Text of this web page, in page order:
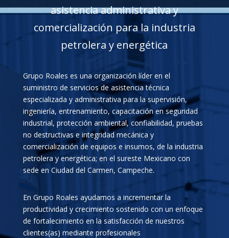
asistencia administrativa y
comercialización para la industria
petrolera y energética
Grupo Roales es una organización líder en el
suministro de servicios de asistencia técnica
especializada y administrativa para la supervisión,
ingeniería, entrenamiento, capacitación en seguridad
industrial, protección ambiental, confiabilidad, pruebas
no destructivas e integridad mecánica y
comercialización de equipos e insumos, de la industria
petrolera y energética; en el sureste Mexicano con
sede en Ciudad del Carmen, Campeche.
En Grupo Roales ayudamos a incrementar la
productividad y crecimiento sostenido con un enfoque
de fortalecimiento en la satisfacción de nuestros
clientes(as) mediante profesionales